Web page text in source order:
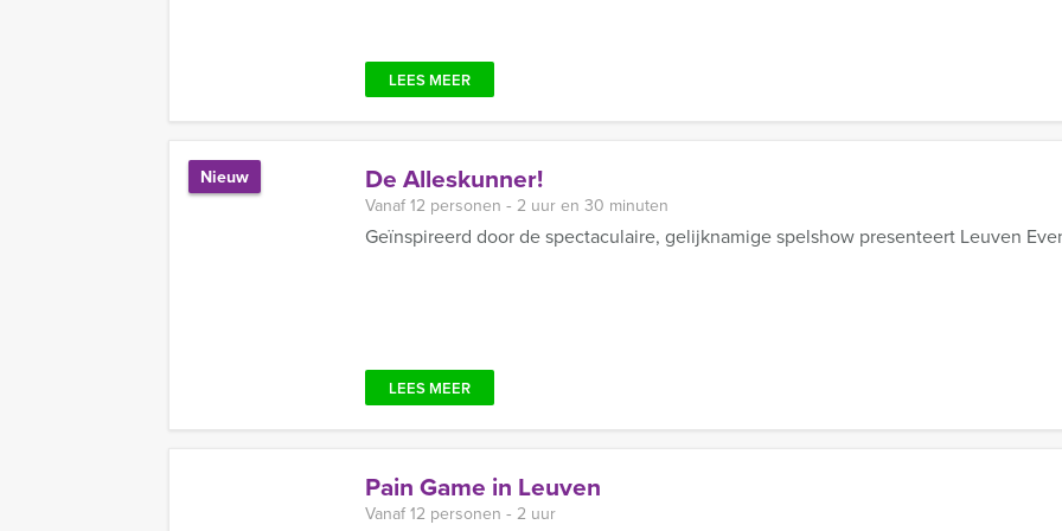
LEES MEER
De Alleskunner!
Nieuw
Vanaf 12 personen ‐ 2 uur en 30 minuten
Geïnspireerd door de spectaculaire, gelijknamige spelshow presenteert Leuven
LEES MEER
Pain Game in Leuven
Vanaf 12 personen ‐ 2 uur